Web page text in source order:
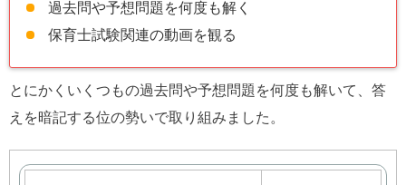
過去問や予想問題を何度も解く
保育士試験関連の動画を観る
とにかくいくつもの過去問や予想問題を何度も解いて、答
えを暗記する位の勢いで取り組みました。